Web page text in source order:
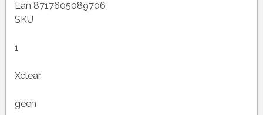
Ean 8717605089706
SKU
1
Xclear
geen